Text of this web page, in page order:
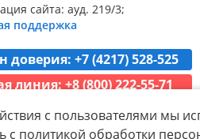
с пользователями мы
с политикой обработки
сайта: ауд. 219/3;
поддержка
доверия: +7 (4217) 528-525
линия: +8 (800) 222-55-71